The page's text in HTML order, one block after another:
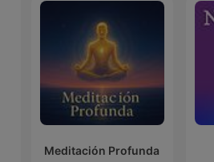
Meditación Profunda